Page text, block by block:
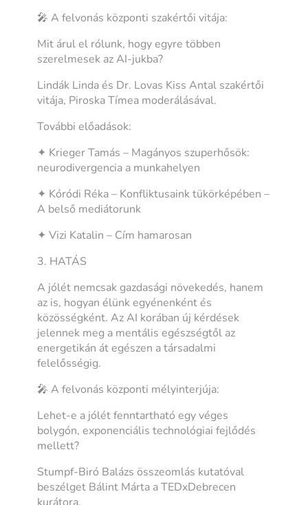
🎤 A felvonás központi szakértői vitája:
Mit árul el rólunk, hogy egyre többen
szerelmesek az AI-jukba?
Lindák Linda és Dr. Lovas Kiss Antal szakértői
vitája, Piroska Tímea moderálásával.
További előadások:
✦ Krieger Tamás – Magányos szuperhősök:
neurodivergencia a munkahelyen
✦ Kóródi Réka – Konfliktusaink tükörképében –
A belső mediátorunk
✦ Vizi Katalin – Cím hamarosan
3. HATÁS
A jólét nemcsak gazdasági növekedés, hanem
az is, hogyan élünk egyénenként és
közösségként. Az AI korában új kérdések
jelennek meg a mentális egészségtől az
energetikán át egészen a társadalmi
felelősségig.
🎤 A felvonás központi mélyinterjúja:
Lehet-e a jólét fenntartható egy véges
bolygón, exponenciális technológiai fejlődés
mellett?
Stumpf-Biró Balázs összeomlás kutatóval
beszélget Bálint Márta a TEDxDebrecen